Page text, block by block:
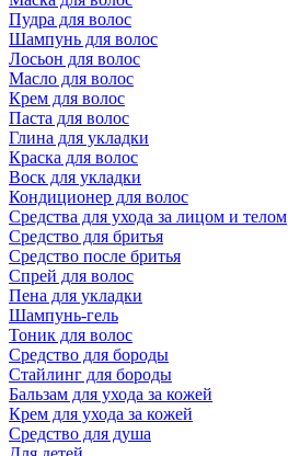
Пудра для волос
Шампунь для волос
Лосьон для волос
Масло для волос
Крем для волос
Паста для волос
Глина для укладки
Краска для волос
Воск для укладки
Кондиционер для волос
Средства для ухода за лицом и телом
Средство для бритья
Средство после бритья
Спрей для волос
Пена для укладки
Шампунь-гель
Тоник для волос
Средство для бороды
Стайлинг для бороды
Бальзам для ухода за кожей
Крем для ухода за кожей
Средство для душа